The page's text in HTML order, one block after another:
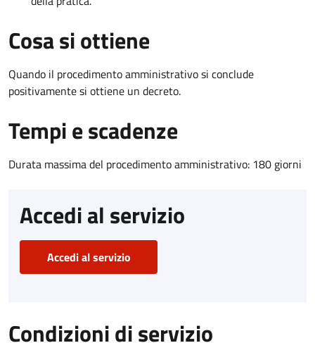
Cosa si ottiene
Quando il procedimento amministrativo si conclude
positivamente si ottiene un decreto.
Tempi e scadenze
Durata massima del procedimento amministrativo: 180 giorni
Accedi al servizio
Accedi al servizio
Condizioni di servizio